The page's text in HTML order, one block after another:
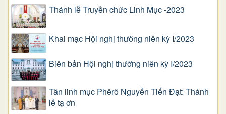
Thánh lễ Truyền chức Linh Mục -2023
Khai mạc Hội nghị thường niên kỳ I/2023
Biên bản Hội nghị thường niên kỳ I/2023
Tân linh mục Phêrô Nguyễn Tiến Đạt: Thánh
lễ tạ ơn